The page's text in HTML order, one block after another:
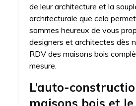
de leur architecture et la
architecturale que cela
sommes heureux de vous
designers et architectes dès
RDV des maisons bois
mesure.
L’auto-
maisons bois et